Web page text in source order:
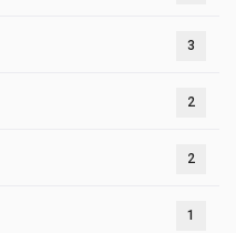
3
2
2
1